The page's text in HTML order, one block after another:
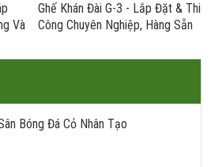
Và
Ghế Khán Đài G-3 - Lắp Đặt & Thi
Công Chuyên Nghiệp, Hàng Sẵn
Bóng Đá Cỏ Nhân Tạo